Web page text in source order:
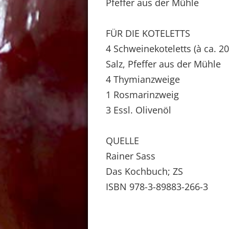
Pfeffer aus der Mühle
FÜR DIE KOTELETTS
4 Schweinekoteletts (à ca.
Salz, Pfeffer aus der Mühle
4 Thymianzweige
1 Rosmarinzweig
3 Essl. Olivenöl
QUELLE
Rainer Sass
Das Kochbuch; ZS
ISBN 978-3-89883-266-3